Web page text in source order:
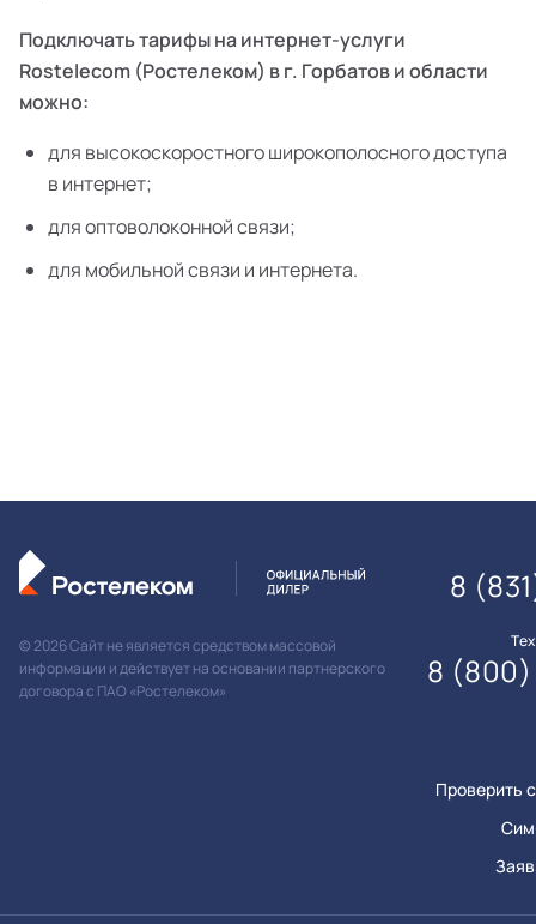
Подключать тарифы на интернет-услуги
Rostelecom (Ростелеком) в г. Горбатов и области
можно:
для высокоскоростного широкополосного доступа
в интернет;
для оптоволоконной связи;
для мобильной связи и интернета.
© 2026 Сайт не является средством массовой
информации и действует на основании партнерского
договора с ПАО «Ростелеком»
Проверить
8
8